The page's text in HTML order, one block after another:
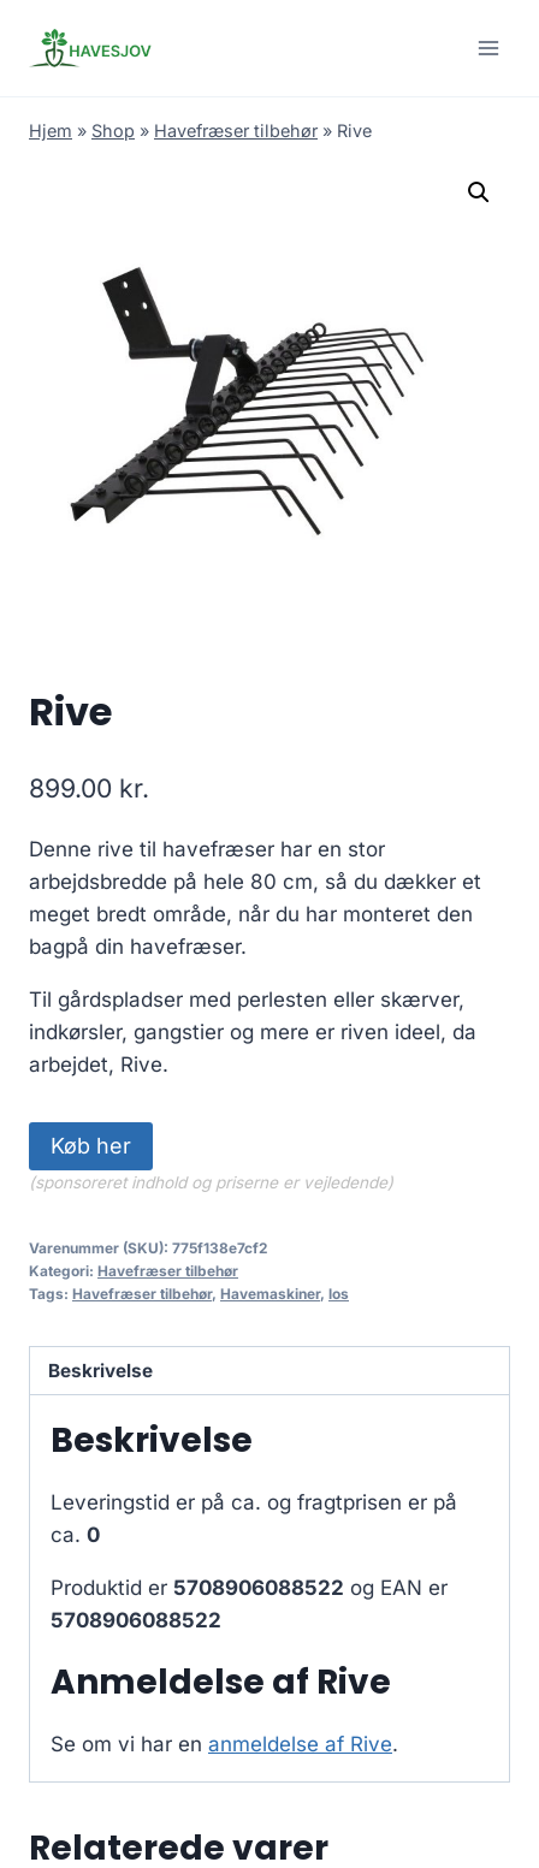
Hjem » Shop » Havefræser tilbehør » Rive
Rive
899.00 kr.
Denne rive til havefræser har en stor
arbejdsbredde på hele 80 cm, så du dækker et
meget bredt område, når du har monteret den
bagpå din havefræser.
Til gårdspladser med perlesten eller skærver,
indkørsler, gangstier og mere er riven ideel, da
arbejdet, Rive.
Køb her
(sponsoreret indhold og priserne er vejledende)
Varenummer (SKU): 775f138e7cf2
Kategori: Havefræser tilbehør
Tags: Havefræser tilbehør, Havemaskiner, los
Beskrivelse
Beskrivelse
Leveringstid er på ca. og fragtprisen er på
ca. 0
Produktid er 5708906088522 og EAN er
5708906088522
Anmeldelse af Rive
Se om vi har en anmeldelse af Rive.
Relaterede varer